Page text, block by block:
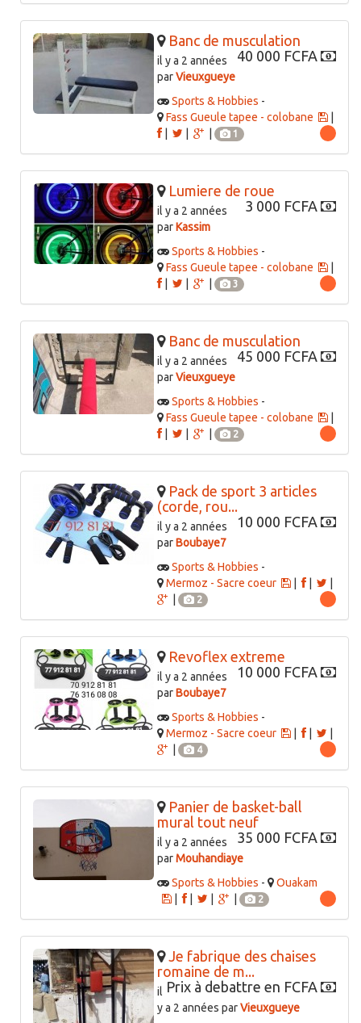
Banc de musculation
40 000 FCFA
il y a 2 années
parVieuxgueye
Sports & Hobbies -
Fass Gueule tapee - colobane
1
Lumiere de roue
3 000 FCFA
il y a 2 années
parKassim
Sports & Hobbies -
Fass Gueule tapee - colobane
3
Banc de musculation
45 000 FCFA
il y a 2 années
parVieuxgueye
Sports & Hobbies -
Fass Gueule tapee - colobane
2
Pack de sport 3 articles
(corde, rou...
10 000 FCFA
il y a 2 années
parBoubaye7
Sports & Hobbies -
Mermoz - Sacre coeur
|
2
Revoflex extreme
10 000 FCFA
il y a 2 années
parBoubaye7
Sports & Hobbies -
Mermoz - Sacre coeur
|
4
Panier de basket-ball
mural tout neuf
35 000 FCFA
il y a 2 années
parMouhandiaye
Sports & Hobbies -
Ouakam
|
2
Je fabrique des chaises
romaine de m...
Prix à debattre en FCFA
il
y a 2 années parVieuxgueye